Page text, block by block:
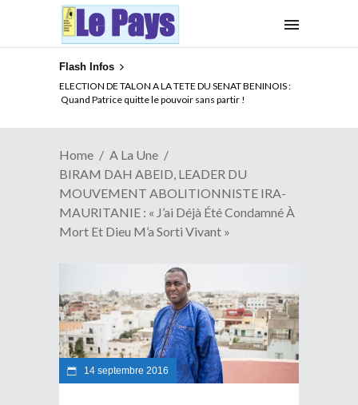
Flash Infos
ELECTION DE TALON A LA TETE DU SENAT BENINOIS :
Quand Patrice quitte le pouvoir sans partir !
Home
A La Une
BIRAM DAH ABEID, LEADER DU
MOUVEMENT ABOLITIONNISTE IRA-
MAURITANIE : « J’ai Déjà Été Condamné À
Mort Et Dieu M’a Sorti Vivant »
14 septembre 2016